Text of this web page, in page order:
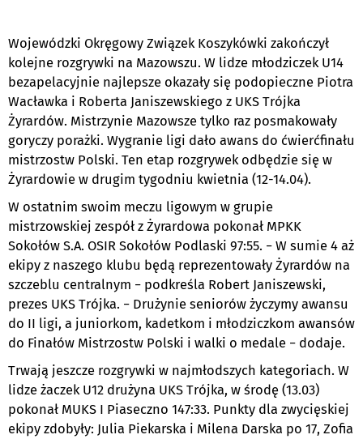
Wojewódzki Okręgowy Związek Koszykówki zakończył
kolejne rozgrywki na Mazowszu. W lidze młodziczek U14
bezapelacyjnie najlepsze okazały się podopieczne Piotra
Wacławka i Roberta Janiszewskiego z UKS Trójka
Żyrardów. Mistrzynie Mazowsze tylko raz posmakowały
goryczy porażki. Wygranie ligi dało awans do ćwierćfinału
mistrzostw Polski. Ten etap rozgrywek odbędzie się w
Żyrardowie w drugim tygodniu kwietnia (12-14.04).
W ostatnim swoim meczu ligowym w grupie
mistrzowskiej zespół z Żyrardowa pokonał MPKK
Sokołów S.A. OSIR Sokołów Podlaski 97:55. − W sumie 4 aż
ekipy z naszego klubu będą reprezentowały Żyrardów na
szczeblu centralnym − podkreśla Robert Janiszewski,
prezes UKS Trójka. − Drużynie seniorów życzymy awansu
do II ligi, a juniorkom, kadetkom i młodziczkom awansów
do Finałów Mistrzostw Polski i walki o medale − dodaje.
Trwają jeszcze rozgrywki w najmłodszych kategoriach. W
lidze żaczek U12 drużyna UKS Trójka, w środę (13.03)
pokonał MUKS I Piaseczno 147:33. Punkty dla zwycięskiej
ekipy zdobyły: Julia Piekarska i Milena Darska po 17, Zofia